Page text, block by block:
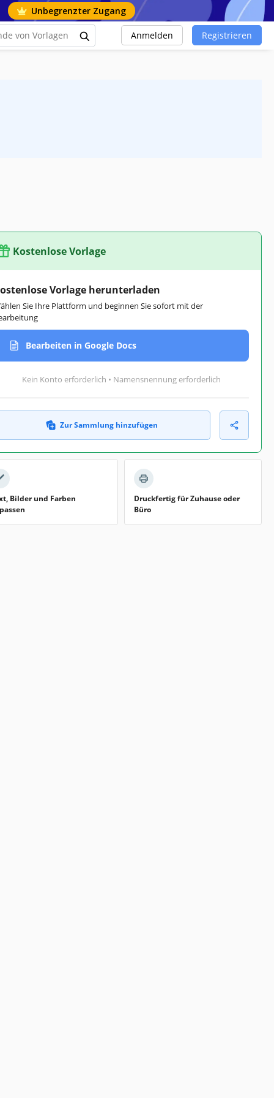
Unbegrenzter Zugang
Anmelden Registrieren
Kostenlose Vorlage
Vorlage herunterladen
Sie Ihre Plattform und beginnen Sie sofort mit der
Bearbeiten in Google Docs
Kein Konto erforderlich • Namensnennung erforderlich
Zur Sammlung hinzufügen
Bilder und Farben
Druckfertig für Zuhause oder
Büro